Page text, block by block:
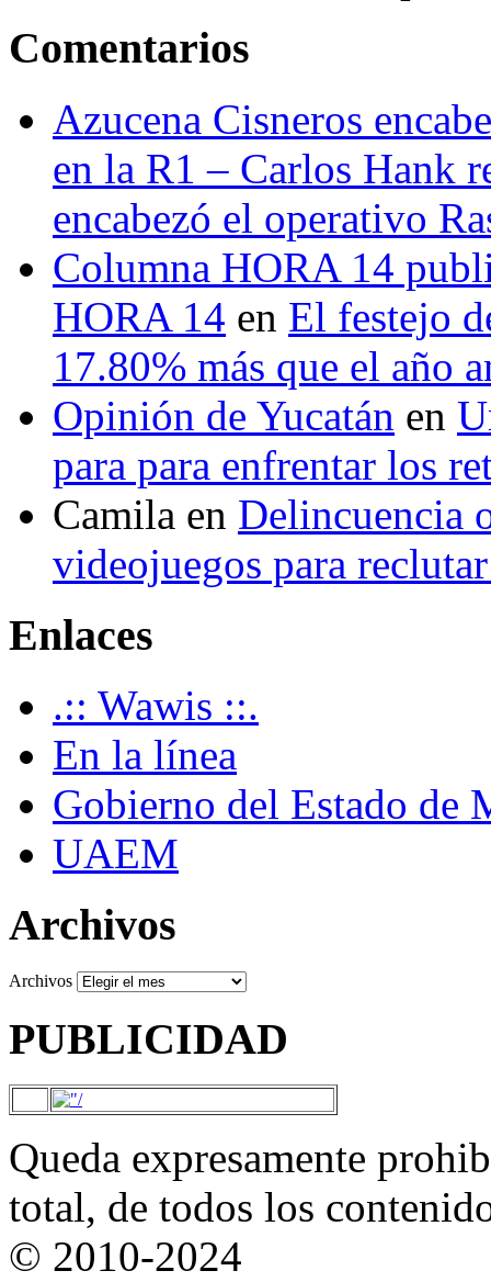
Comentarios
Azucena Cisneros
en la R1 – Carlos Hank
encabezó el operativo
Columna HORA 14
HORA 14 en El festejo
17.80% más que el año
Opinión de Yucatán en
para para enfrentar los
Camila en Delincuencia
videojuegos para
Enlaces
.:: Wawis ::.
En la línea
Gobierno del Estado de
UAEM
Archivos
Archivos
PUBLICIDAD
Queda expresamente
total, de todos los
© 2010-2024